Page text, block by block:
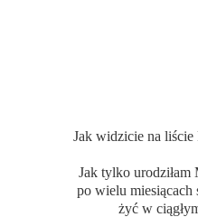
Jak widzicie na
Jak tylko urodziłam
po wielu miesiącach
żyć w